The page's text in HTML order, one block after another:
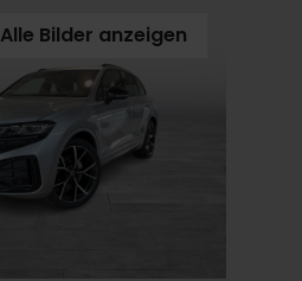
Alle Bilder anzeigen